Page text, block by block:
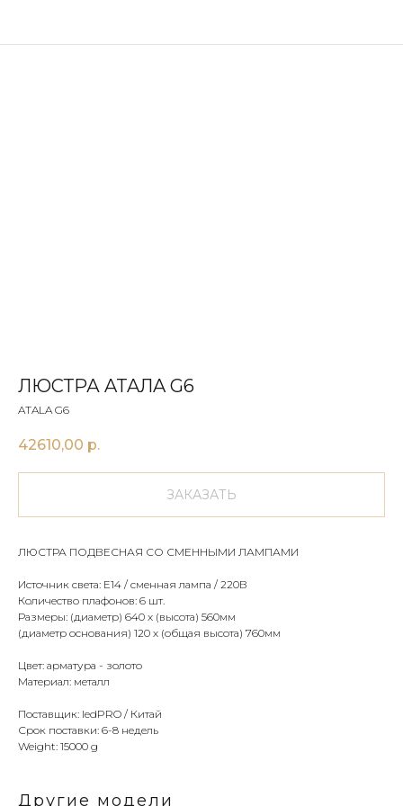
ЛЮСТРА ATAЛA G6
ATALA G6
42610,00 р.
ЗАКАЗАТЬ
ЛЮСТРА ПОДВЕСНАЯ СО СМЕННЫМИ ЛАМПАМИ
Источник света: Е14 / сменная лампа / 220В
Количество плафонов: 6 шт.
Размеры: (диаметр) 640 х (высота) 560мм
(диаметр основания) 120 х (общая высота) 760мм
Цвет: арматура - золото
Материал: металл
Поставщик: ledPRO / Китай
Срок поставки: 6-8 недель
Weight: 15000 g
Другие модели